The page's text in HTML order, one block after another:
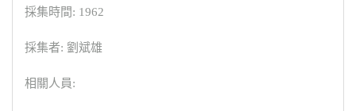
採集時間: 1962
採集者: 劉斌雄
相關人員: